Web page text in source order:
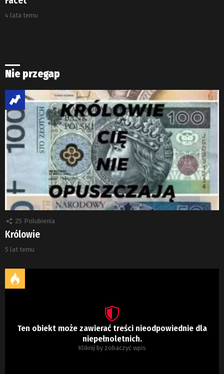
4 lata temu
Nie przegap
25 Polubienia
Królowie
5 lat temu
Ten obiekt może zawierać treści nieodpowiednie dla
niepełnoletnich.
Kliknij by zobaczyć wpis